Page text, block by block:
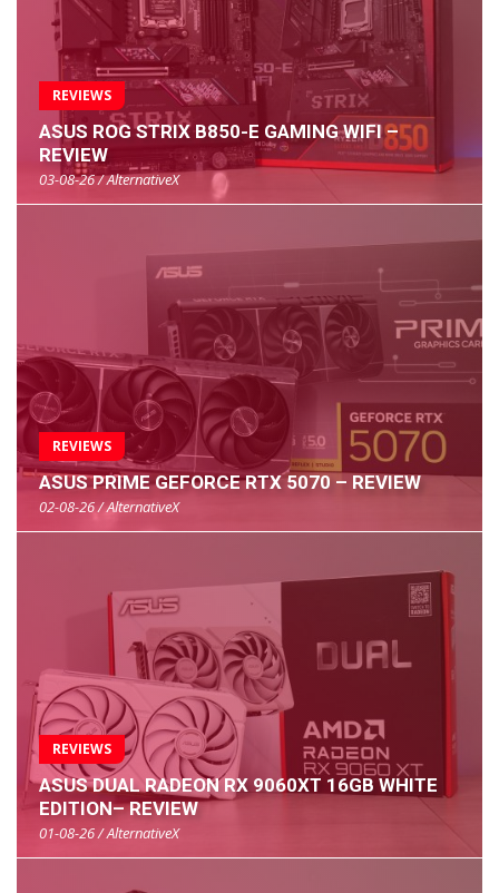
REVIEWS
ASUS ROG STRIX B850-E GAMING WIFI –
REVIEW
03-08-26 / AlternativeX
REVIEWS
ASUS PRIME GEFORCE RTX 5070 – REVIEW
02-08-26 / AlternativeX
REVIEWS
ASUS DUAL RADEON RX 9060XT 16GB WHITE
EDITION– REVIEW
01-08-26 / AlternativeX